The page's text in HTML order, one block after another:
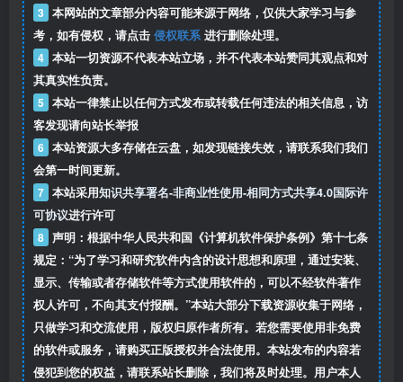
3 本网站的文章部分内容可能来源于网络，仅供大家学习与参
考，如有侵权，请点击 侵权联系 进行删除处理。
4 本站一切资源不代表本站立场，并不代表本站赞同其观点和对
其真实性负责。
5 本站一律禁止以任何方式发布或转载任何违法的相关信息，访
客发现请向站长举报
6 本站资源大多存储在云盘，如发现链接失效，请联系我们我们
会第一时间更新。
7 本站采用知识共享署名-非商业性使用-相同方式共享4.0国际许
可协议进行许可
8 声明：根据中华人民共和国《计算机软件保护条例》第十七条
规定：“为了学习和研究软件内含的设计思想和原理，通过安装、
显示、传输或者存储软件等方式使用软件的，可以不经软件著作
权人许可，不向其支付报酬。”本站大部分下载资源收集于网络，
只做学习和交流使用，版权归原作者所有。若您需要使用非免费
的软件或服务，请购买正版授权并合法使用。本站发布的内容若
侵犯到您的权益，请联系站长删除，我们将及时处理。用户本人